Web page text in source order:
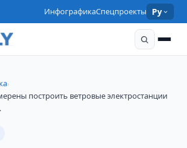
ИнфографикаСпецпроекты Ру
›
построить ветровые электростанции